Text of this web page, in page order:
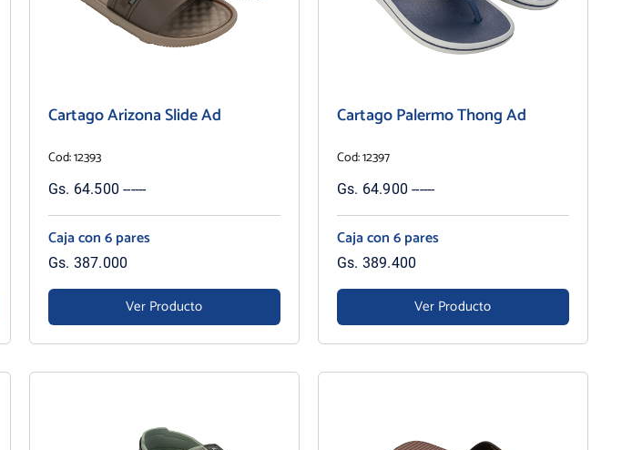
Cartago Arizona Slide Ad
Cod: 12393
Gs. 64.500 ------
Caja con 6 pares
Gs. 387.000
Ver Producto
Cartago Palermo Thong Ad
Cod: 12397
Gs. 64.900 ------
Caja con 6 pares
Gs. 389.400
Ver Producto